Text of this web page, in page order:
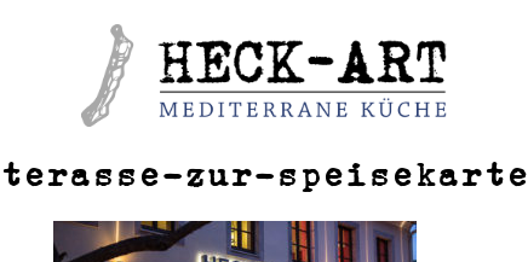
terasse-zur-speisekarte